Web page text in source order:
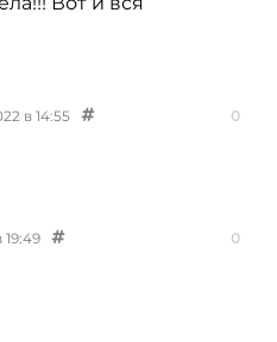
в 14:55 0
19:49 0